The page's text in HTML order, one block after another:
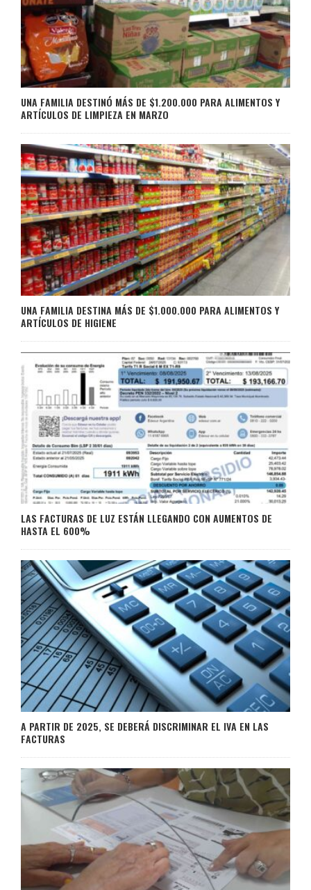
UNA FAMILIA DESTINÓ MÁS DE $1.200.000 PARA ALIMENTOS Y
ARTÍCULOS DE LIMPIEZA EN MARZO
UNA FAMILIA DESTINA MÁS DE $1.000.000 PARA ALIMENTOS Y
ARTÍCULOS DE HIGIENE
LAS FACTURAS DE LUZ ESTÁN LLEGANDO CON AUMENTOS DE
HASTA EL 600%
A PARTIR DE 2025, SE DEBERÁ DISCRIMINAR EL IVA EN LAS
FACTURAS